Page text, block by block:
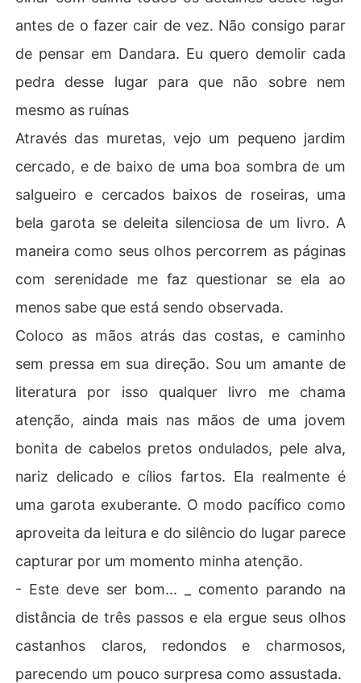
antes de o fazer cair de vez. Não consigo parar
de pensar em Dandara. Eu quero demolir cada
pedra desse lugar para que não sobre nem
mesmo as ruínas
Através das muretas, vejo um pequeno jardim
cercado, e de baixo de uma boa sombra de um
salgueiro e cercados baixos de roseiras, uma
bela garota se deleita silenciosa de um livro. A
maneira como seus olhos percorrem as páginas
com serenidade me faz questionar se ela ao
menos sabe que está sendo observada.
Coloco as mãos atrás das costas, e caminho
sem pressa em sua direção. Sou um amante de
literatura por isso qualquer livro me chama
atenção, ainda mais nas mãos de uma jovem
bonita de cabelos pretos ondulados, pele alva,
nariz delicado e cílios fartos. Ela realmente é
uma garota exuberante. O modo pacífico como
aproveita da leitura e do silêncio do lugar parece
capturar por um momento minha atenção.
- Este deve ser bom... _ comento parando na
distância de três passos e ela ergue seus olhos
castanhos claros, redondos e charmosos,
parecendo um pouco surpresa como assustada.